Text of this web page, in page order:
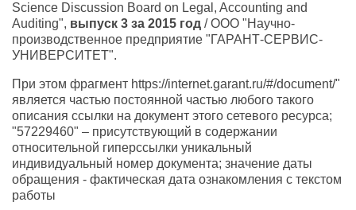
Science Discussion Board on Legal, Accounting and
Auditing", выпуск 3 за 2015 год / ООО "Научно-
производственное предприятие "ГАРАНТ-СЕРВИС-
УНИВЕРСИТЕТ".
При этом фрагмент https://internet.garant.ru/#/document/"
является частью постоянной частью любого такого
описания ссылки на документ этого сетевого ресурса;
"57229460" – присутствующий в содержании
относительной гиперссылки уникальный
индивидуальный номер документа; значение даты
обращения - фактическая дата ознакомления с текстом
работы